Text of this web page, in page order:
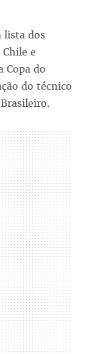
lista dos
e
Copa do
do técnico